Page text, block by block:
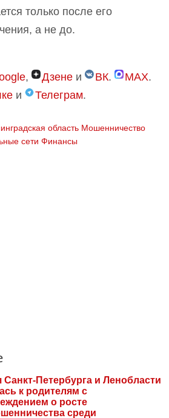
только после его
а не до.
, Дзене и ВК. MAX.
и Телеграм.
область Мошенничество
сети Финансы
Санкт-Петербурга и Ленобласти
к родителям с
о росте
среди